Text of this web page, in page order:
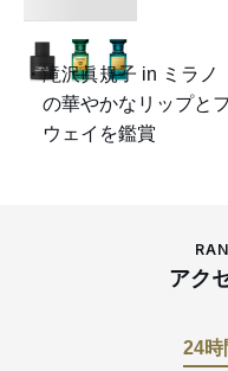
滝沢眞規子 in ミラノ
の華やかなリップと
ウェイを鑑賞
アク
24時